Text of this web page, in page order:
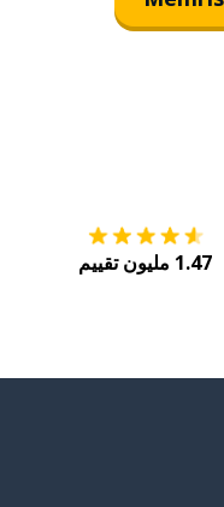
1.47 مليون تقييم